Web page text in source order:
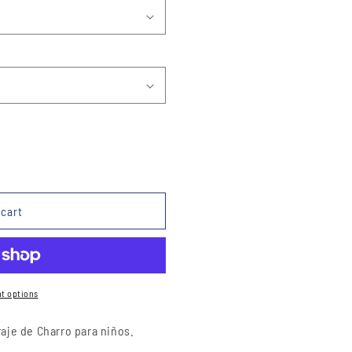
options
de Charro para niños.